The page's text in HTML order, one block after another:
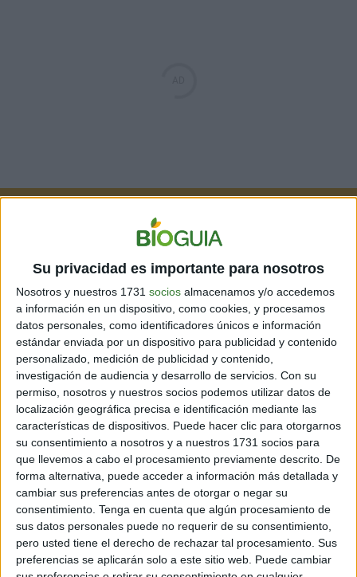
Su privacidad es importante para nosotros
Nosotros y nuestros 1731 socios almacenamos y/o accedemos
a información en un dispositivo, como cookies, y procesamos
datos personales, como identificadores únicos e información
estándar enviada por un dispositivo para publicidad y contenido
personalizado, medición de publicidad y contenido,
investigación de audiencia y desarrollo de servicios. Con su
permiso, nosotros y nuestros socios podemos utilizar datos de
localización geográfica precisa e identificación mediante las
características de dispositivos. Puede hacer clic para otorgarnos
su consentimiento a nosotros y a nuestros 1731 socios para
que llevemos a cabo el procesamiento previamente descrito. De
forma alternativa, puede acceder a información más detallada y
cambiar sus preferencias antes de otorgar o negar su
consentimiento. Tenga en cuenta que algún procesamiento de
sus datos personales puede no requerir de su consentimiento,
pero usted tiene el derecho de rechazar tal procesamiento. Sus
preferencias se aplicarán solo a este sitio web. Puede cambiar
Los incendios en España y Francia
muestran una nueva amenaza:
¿por qué cada vez hay más fuegos
extremos?
Cargando...